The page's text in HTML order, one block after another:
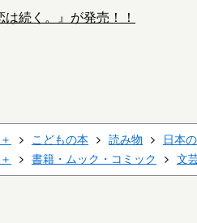
続く。』が発売！！
こどもの本 読み物
日本
書籍・ムック・コミック 文